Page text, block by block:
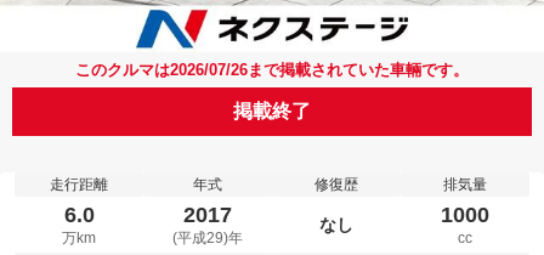
このクルマは2026/07/26まで掲載されていた車輛です。
掲載終了
走行距離
6.0
万km
年式
2017
(平成29)年
修復歴
なし
排気量
1000
cc